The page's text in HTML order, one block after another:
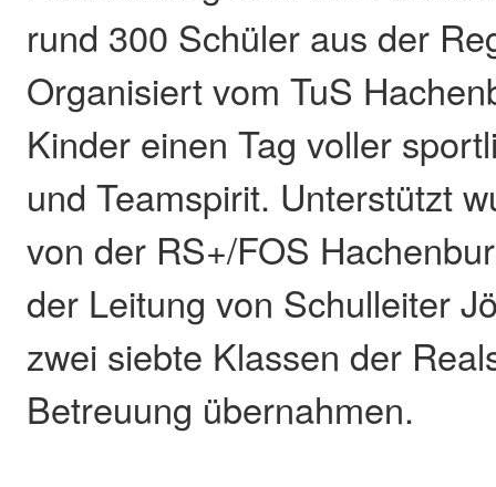
rund 300 Schüler aus der
Organisiert vom TuS
Kinder einen Tag voller
und Teamspirit. Unterstützt
von der RS+/FOS
der Leitung von Schulleiter
zwei siebte Klassen der
Betreuung übernahmen.